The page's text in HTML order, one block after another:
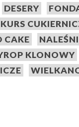
DESERY
KURS
CAKE
KLONOWY